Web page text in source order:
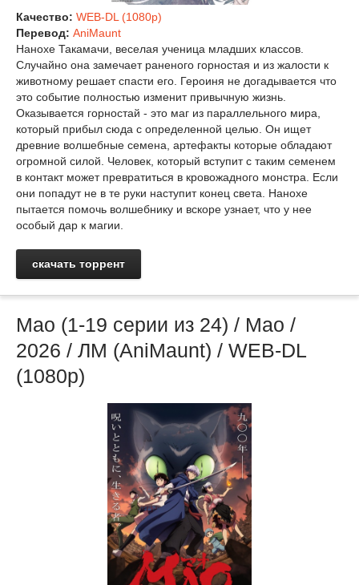
Качество: WEB-DL (1080p)
Перевод: AniMaunt
Нанохе Такамачи, веселая ученица младших классов.
Случайно она замечает раненого горностая и из жалости к
животному решает спасти его. Героиня не догадывается что
это событие полностью изменит привычную жизнь.
Оказывается горностай - это маг из параллельного мира,
который прибыл сюда с определенной целью. Он ищет
древние волшебные семена, артефакты которые обладают
огромной силой. Человек, который вступит с таким семенем
в контакт может превратиться в кровожадного монстра. Если
они попадут не в те руки наступит конец света. Нанохе
пытается помочь волшебнику и вскоре узнает, что у нее
особый дар к магии.
скачать торрент
Мао (1-19 серии из 24) / Mao /
2026 / ЛМ (AniMaunt) / WEB-DL
(1080p)